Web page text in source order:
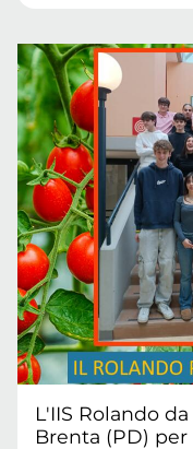
L'IIS Rolando
Brenta (PD)